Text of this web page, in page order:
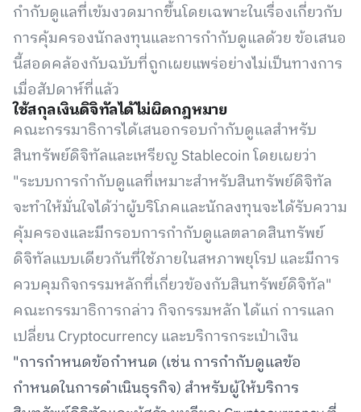
กำกับดูแลที่เข้มงวดมากขึ้นโดยเฉพาะในเรื่องเกี่ยวกับ
การคุ้มครองนักลงทุนและการกำกับดูแลด้วย ข้อเสนอ
นี้สอดคล้องกับฉบับที่ถูกเผยแพร่อย่างไม่เป็นทางการ
เมื่อสัปดาห์ที่แล้ว
ใช้สกุลเงินดิจิทัลได้ไม่ผิดกฎหมาย
คณะกรรมาธิการได้เสนอกรอบกำกับดูแลสำหรับ
สินทรัพย์ดิจิทัลและเหรียญ Stablecoin โดยเผยว่า
"ระบบการกำกับดูแลที่เหมาะสำหรับสินทรัพย์ดิจิทัล
จะทำให้มั่นใจได้ว่าผู้บริโภคและนักลงทุนจะได้รับความ
คุ้มครองและมีกรอบการกำกับดูแลตลาดสินทรัพย์
ดิจิทัลแบบเดียวกันที่ใช้ภายในสหภาพยุโรป และมีการ
ควบคุมกิจกรรมหลักที่เกี่ยวข้องกับสินทรัพย์ดิจิทัล"
คณะกรรมาธิการกล่าว กิจกรรมหลัก ได้แก่ การแลก
เปลี่ยน Cryptocurrency และบริการกระเป๋าเงิน
"การกำหนดข้อกำหนด (เช่น การกำกับดูแลข้อ
กำหนดในการดำเนินธุรกิจ) สำหรับผู้ให้บริการ